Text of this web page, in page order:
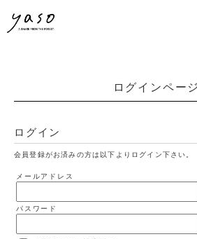
ログインページ
ログイン
会員登録がお済みの方は以下よりログイン下さい。
メールアドレス
パスワード